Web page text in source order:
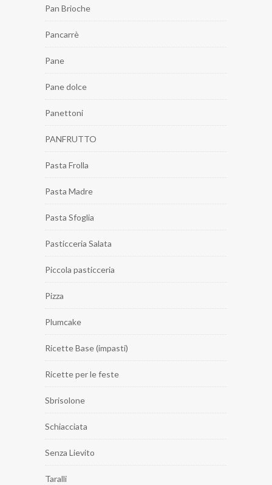
Pan Brioche
Pancarrè
Pane
Pane dolce
Panettoni
PANFRUTTO
Pasta Frolla
Pasta Madre
Pasta Sfoglia
Pasticceria Salata
Piccola pasticceria
Pizza
Plumcake
Ricette Base (impasti)
Ricette per le feste
Sbrisolone
Schiacciata
Senza Lievito
Taralli